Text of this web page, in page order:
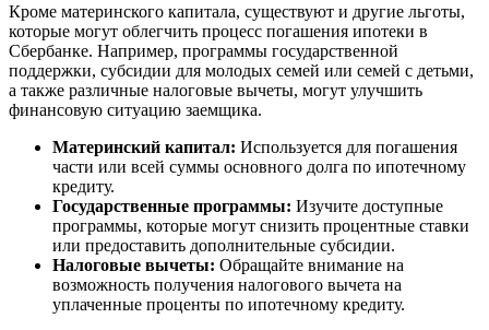
Кроме материнского капитала, существуют и другие льготы,
которые могут облегчить процесс погашения ипотеки в
Сбербанке. Например, программы государственной
поддержки, субсидии для молодых семей или семей с детьми,
а также различные налоговые вычеты, могут улучшить
финансовую ситуацию заемщика.
Материнский капитал: Используется для погашения
части или всей суммы основного долга по ипотечному
кредиту.
Государственные программы: Изучите доступные
программы, которые могут снизить процентные ставки
или предоставить дополнительные субсидии.
Налоговые вычеты: Обращайте внимание на
возможность получения налогового вычета на
уплаченные проценты по ипотечному кредиту.